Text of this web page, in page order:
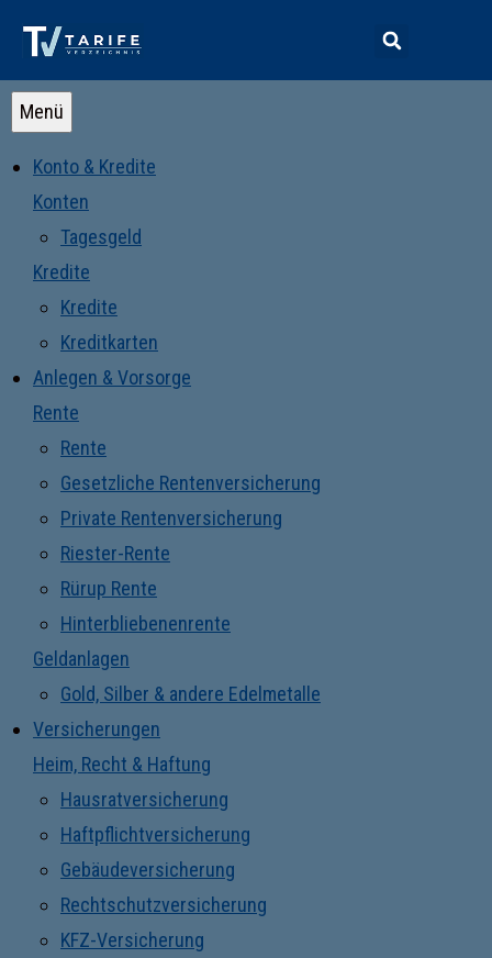
Menü
Konto & Kredite
Konten
Tagesgeld
Kredite
Kredite
Kreditkarten
Anlegen & Vorsorge
Rente
Rente
Gesetzliche Rentenversicherung
Private Rentenversicherung
Riester-Rente
Rürup Rente
Hinterbliebenenrente
Geldanlagen
Gold, Silber & andere Edelmetalle
Versicherungen
Heim, Recht & Haftung
Hausratversicherung
Haftpflichtversicherung
Gebäudeversicherung
Rechtschutzversicherung
KFZ-Versicherung